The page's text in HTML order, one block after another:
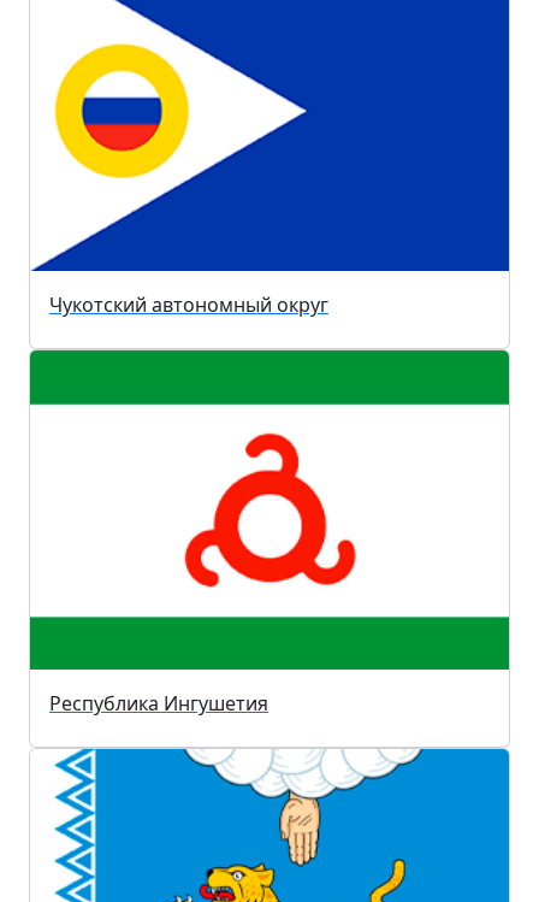
Чукотский автономный округ
Республика Ингушетия